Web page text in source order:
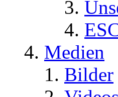
Medien
Bilder